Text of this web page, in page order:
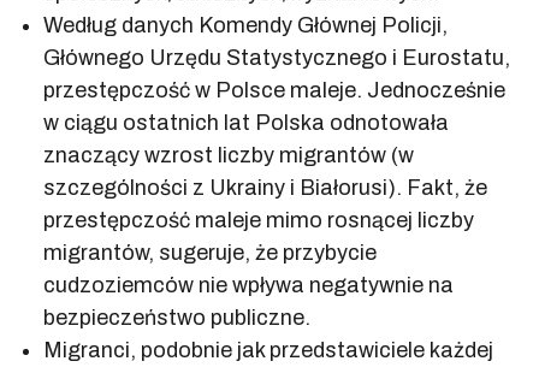
Według danych Komendy Głównej Policji,
Głównego Urzędu Statystycznego i Eurostatu,
przestępczość w Polsce maleje. Jednocześnie
w ciągu ostatnich lat Polska odnotowała
znaczący wzrost liczby migrantów (w
szczególności z Ukrainy i Białorusi). Fakt, że
przestępczość maleje mimo rosnącej liczby
migrantów, sugeruje, że przybycie
cudzoziemców nie wpływa negatywnie na
bezpieczeństwo publiczne.
Migranci, podobnie jak przedstawiciele każdej